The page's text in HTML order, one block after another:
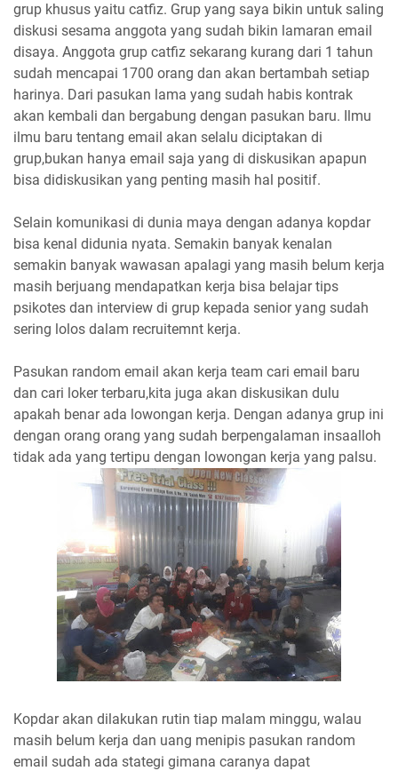
grup khusus yaitu catfiz. Grup yang saya bikin untuk saling
diskusi sesama anggota yang sudah bikin lamaran email
disaya. Anggota grup catfiz sekarang kurang dari 1 tahun
sudah mencapai 1700 orang dan akan bertambah setiap
harinya. Dari pasukan lama yang sudah habis kontrak
akan kembali dan bergabung dengan pasukan baru. Ilmu
ilmu baru tentang email akan selalu diciptakan di
grup,bukan hanya email saja yang di diskusikan apapun
bisa didiskusikan yang penting masih hal positif.
Selain komunikasi di dunia maya dengan adanya kopdar
bisa kenal didunia nyata. Semakin banyak kenalan
semakin banyak wawasan apalagi yang masih belum kerja
masih berjuang mendapatkan kerja bisa belajar tips
psikotes dan interview di grup kepada senior yang sudah
sering lolos dalam recruitemnt kerja.
Pasukan random email akan kerja team cari email baru
dan cari loker terbaru,kita juga akan diskusikan dulu
apakah benar ada lowongan kerja. Dengan adanya grup ini
dengan orang orang yang sudah berpengalaman insaalloh
tidak ada yang tertipu dengan lowongan kerja yang palsu.
Kopdar akan dilakukan rutin tiap malam minggu, walau
masih belum kerja dan uang menipis pasukan random
email sudah ada stategi gimana caranya dapat